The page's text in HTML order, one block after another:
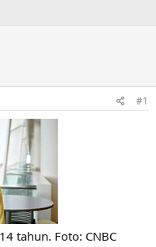
#1
tahun. Foto: CNBC​